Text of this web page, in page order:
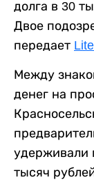
долга в 30
Двое
передает
Между
денег на
удерживали
тысяч